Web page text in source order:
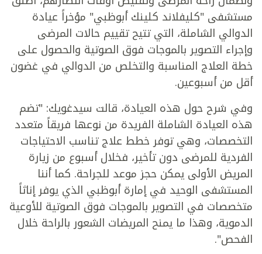
مستشفى "كليفلاند كلينك أبوظبي" مؤخراً عيادة
الدوالي الشاملة، التي تتيح تقييم حالات المرضى
وإجراء التصوير بالموجات فوق الصوتية والحصول على
خطة العلاج المناسبة والتخلص من الدوالي في غضون
أقل من أسبوعين.
وفي شرح حول هذه العيادة، قالت سيدغويك: "تضم
هذه العيادة الشاملة الفريدة من نوعها فريقاً متعدد
التخصصات، وهي توفر خطط علاج تناسب الاحتياجات
الفردية للمرضى دون تأخير، فخلال أسبوع من زيارة
المريض الأولى يمكن حجز موعد للجراحة. كما أننا
المستشفى الوحيد في إمارة أبوظبي الذي يوفر إناثاً
متخصصات في التصوير بالموجات فوق الصوتية للأوعية
الدموية، وهذا ما يمنح المريضات الشعور بالراحة خلال
الفحص".